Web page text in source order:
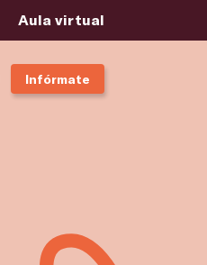
Aula virtual
Infórmate